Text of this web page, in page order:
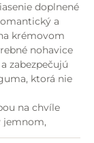
doplnené
a
krémovom
nohavice
zabezpečujú
ktorá nie
na chvíle
jemnom,